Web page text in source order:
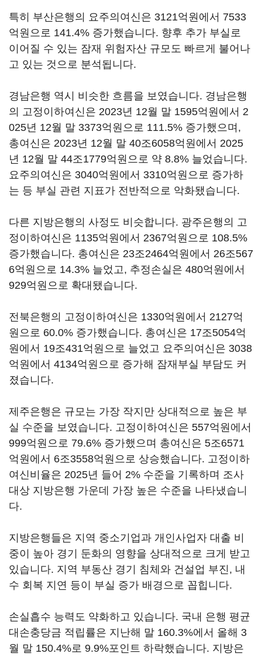
특히 부산은행의 요주의여신은 3121억원에서 7533
억원으로 141.4% 증가했습니다. 향후 추가 부실로
이어질 수 있는 잠재 위험자산 규모도 빠르게 불어나
고 있는 것으로 분석됩니다.
경남은행 역시 비슷한 흐름을 보였습니다. 경남은행
의 고정이하여신은 2023년 12월 말 1595억원에서 2
025년 12월 말 3373억원으로 111.5% 증가했으며,
총여신은 2023년 12월 말 40조6058억원에서 2025
년 12월 말 44조1779억원으로 약 8.8% 늘었습니다.
요주의여신은 3040억원에서 3310억원으로 증가하
는 등 부실 관련 지표가 전반적으로 악화됐습니다.
다른 지방은행의 사정도 비슷합니다. 광주은행의 고
정이하여신은 1135억원에서 2367억원으로 108.5%
증가했습니다. 총여신은 23조2464억원에서 26조567
6억원으로 14.3% 늘었고, 추정손실은 480억원에서
929억원으로 확대됐습니다.
전북은행의 고정이하여신은 1330억원에서 2127억
원으로 60.0% 증가했습니다. 총여신은 17조5054억
원에서 19조431억원으로 늘었고 요주의여신은 3038
억원에서 4134억원으로 증가해 잠재부실 부담도 커
졌습니다.
제주은행은 규모는 가장 작지만 상대적으로 높은 부
실 수준을 보였습니다. 고정이하여신은 557억원에서
999억원으로 79.6% 증가했으며 총여신은 5조6571
억원에서 6조3558억원으로 상승했습니다. 고정이하
여신비율은 2025년 들어 2% 수준을 기록하며 조사
대상 지방은행 가운데 가장 높은 수준을 나타냈습니
다.
지방은행들은 지역 중소기업과 개인사업자 대출 비
중이 높아 경기 둔화의 영향을 상대적으로 크게 받고
있습니다. 지역 부동산 경기 침체와 건설업 부진, 내
수 회복 지연 등이 부실 증가 배경으로 꼽힙니다.
손실흡수 능력도 약화하고 있습니다. 국내 은행 평균
대손충당금 적립률은 지난해 말 160.3%에서 올해 3
월 말 150.4%로 9.9%포인트 하락했습니다. 지방은